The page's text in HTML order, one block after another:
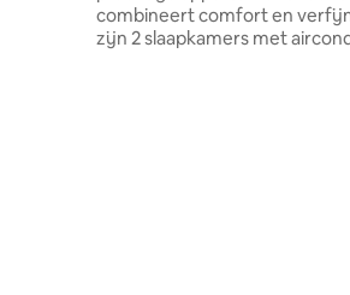
combineert comfort en
zijn 2 slaapkamers met